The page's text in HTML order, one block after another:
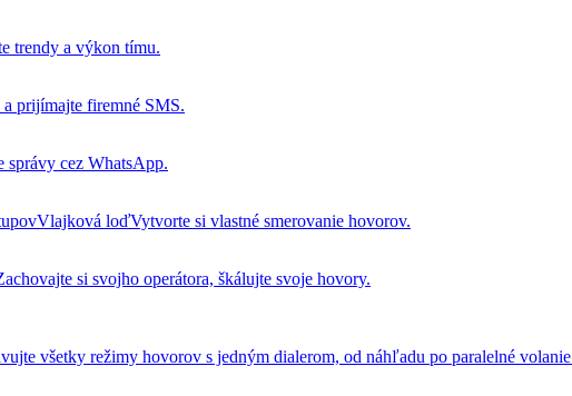
trendy a výkon tímu.
a prijímajte firemné SMS.
správy cez WhatsApp.
Vlajková loďVytvorte si vlastné smerovanie hovorov.
si svojho operátora, škálujte svoje hovory.
všetky režimy hovorov s jedným dialerom, od náhľadu po paralelné